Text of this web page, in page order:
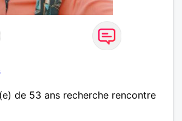
de 53 ans recherche rencontre